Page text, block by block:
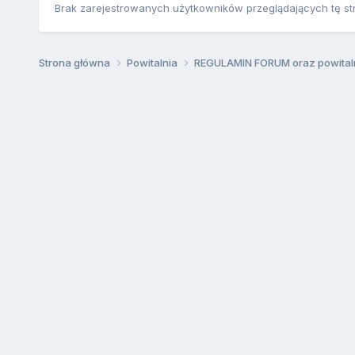
Brak zarejestrowanych użytkowników przeglądających tę
Strona główna Powitalnia REGULAMIN FORUM oraz